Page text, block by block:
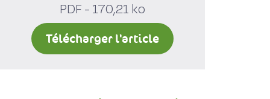
PDF - 170,21 ko
Télécharger l'article